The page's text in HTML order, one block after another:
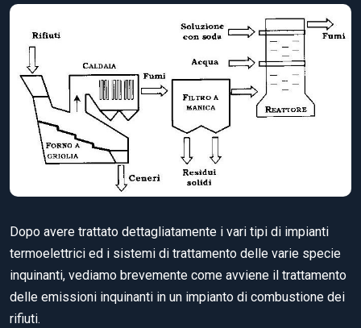
Dopo avere trattato dettagliatamente i vari tipi di impianti
termoelettrici ed i sistemi di trattamento delle varie specie
inquinanti, vediamo brevemente come avviene il trattamento
delle emissioni inquinanti in un impianto di combustione dei
rifiuti.